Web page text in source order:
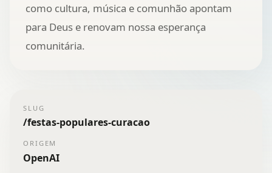
como cultura, música e comunhão apontam
para Deus e renovam nossa esperança
comunitária.
SLUG
/festas-populares-curacao
ORIGEM
OpenAI